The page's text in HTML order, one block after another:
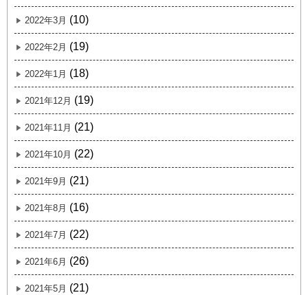
2022年3月 (10)
2022年2月 (19)
2022年1月 (18)
2021年12月 (19)
2021年11月 (21)
2021年10月 (22)
2021年9月 (21)
2021年8月 (16)
2021年7月 (22)
2021年6月 (26)
2021年5月 (21)